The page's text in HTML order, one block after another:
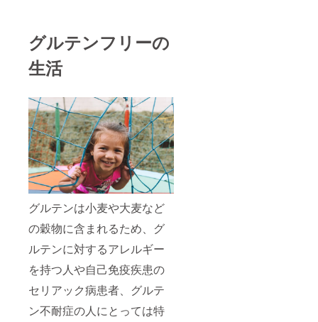
グルテンフリーの
生活
グルテンは小麦や大麦など
の穀物に含まれるため、グ
ルテンに対するアレルギー
を持つ人や自己免疫疾患の
セリアック病患者、グルテ
ン不耐症の人にとっては特